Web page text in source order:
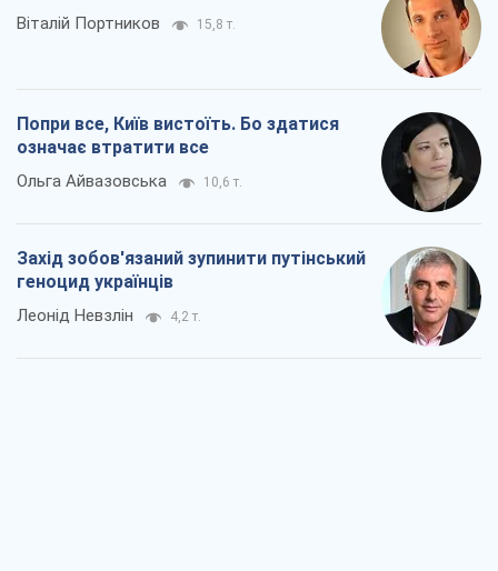
Віталій Портников 15,8 т.
Попри все, Київ вистоїть. Бо здатися
означає втратити все
Ольга Айвазовська 10,6 т.
Захід зобов'язаний зупинити путінський
геноцид українців
Леонід Невзлін 4,2 т.